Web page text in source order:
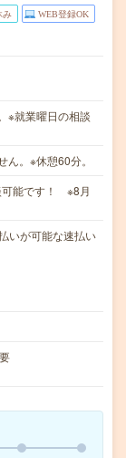
み WEB登録OK
※就業曜日の相談
。※休憩60分。
可能です！ ※8月
いが可能な速払い